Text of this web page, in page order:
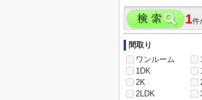
1件
間取り
ワンルーム
1DK
2K
2LDK